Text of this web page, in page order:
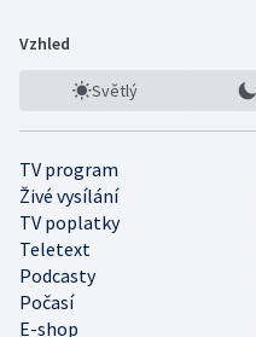
Vzhled
Světlý
TV program
Živé vysílání
TV poplatky
Teletext
Podcasty
Počasí
E-shop